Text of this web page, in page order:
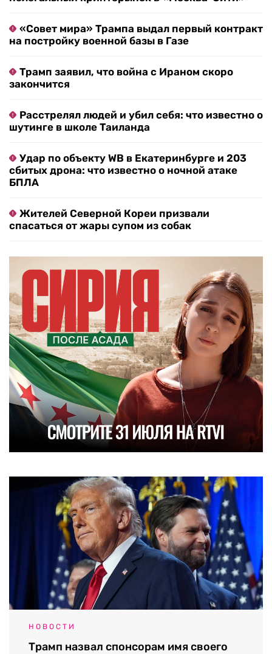
«Совет мира» Трампа выдал первый контракт
на постройку военной базы в Газе
Трамп заявил, что война с Ираном скоро
закончится
Расстрелял людей и убил себя: что известно о
шутинге в школе Таиланда
Удар по объекту WB в Екатеринбурге и 203
сбитых дрона: что известно о ночной атаке
БПЛА
Жителей Северной Кореи призвали
спасаться от жары супом из собак
НОВОСТИ
Трамп назвал спонсорам имя своего